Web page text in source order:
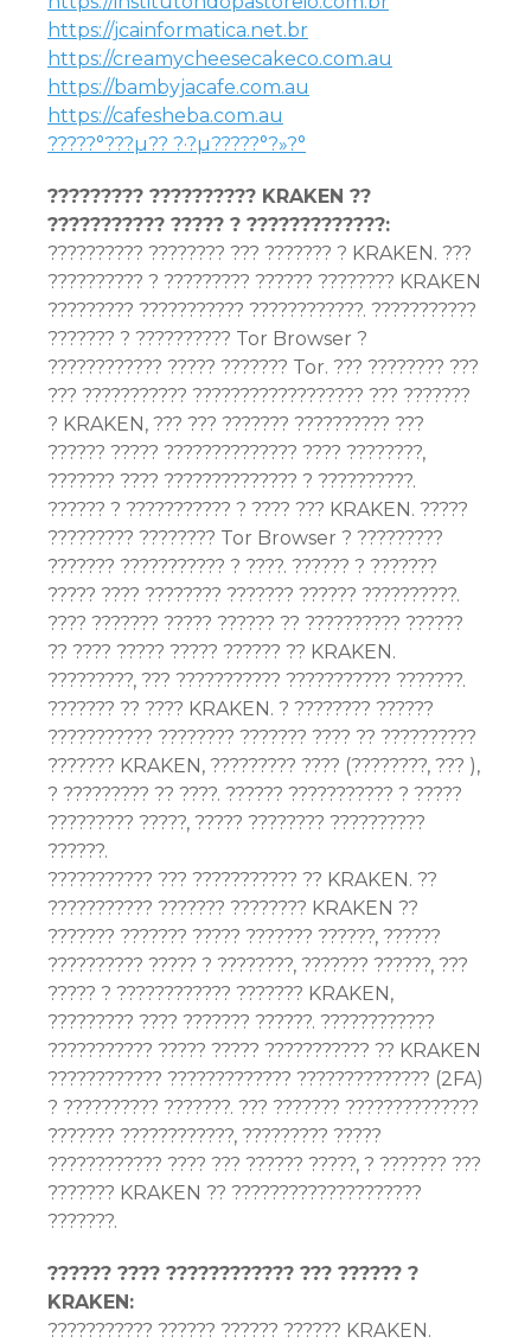
https://jcainformatica.net.br
https://creamycheesecakeco.com.au
https://bambyjacafe.com.au
https://cafesheba.com.au
?????°???µ?? ?·?µ?????°?»?°
????????? ?????????? KRAKEN ??
??????????? ????? ? ?????????????:
?????????? ???????? ??? ??????? ? KRAKEN. ???
?????????? ? ????????? ?????? ???????? KRAKEN
????????? ??????????? ????????????. ???????????
??????? ? ?????????? Tor Browser ?
???????????? ????? ??????? Tor. ??? ???????? ???
??? ??????????? ?????????????????? ??? ???????
? KRAKEN, ??? ??? ??????? ?????????? ???
?????? ????? ?????????????? ???? ????????,
??????? ???? ?????????????? ? ??????????.
?????? ? ??????????? ? ???? ??? KRAKEN. ?????
????????? ???????? Tor Browser ? ?????????
??????? ??????????? ? ????. ?????? ? ???????
????? ???? ???????? ??????? ?????? ??????????.
???? ??????? ????? ?????? ?? ?????????? ??????
?? ???? ????? ????? ?????? ?? KRAKEN.
?????????, ??? ??????????? ??????????? ???????.
??????? ?? ???? KRAKEN. ? ???????? ??????
??????????? ???????? ??????? ???? ?? ??????????
??????? KRAKEN, ????????? ???? (????????, ??? ),
? ????????? ?? ????. ?????? ??????????? ? ?????
????????? ?????, ????? ???????? ??????????
??????.
??????????? ??? ??????????? ?? KRAKEN. ??
??????????? ??????? ???????? KRAKEN ??
??????? ??????? ????? ??????? ??????, ??????
?????????? ????? ? ????????, ??????? ??????, ???
????? ? ???????????? ??????? KRAKEN,
????????? ???? ??????? ??????. ????????????
??????????? ????? ????? ??????????? ?? KRAKEN
???????????? ????????????? ?????????????? (2FA)
? ?????????? ???????. ??? ??????? ??????????????
??????? ????????????, ????????? ?????
???????????? ???? ??? ?????? ?????, ? ??????? ???
??????? KRAKEN ?? ????????????????????
???????.
?????? ???? ???????????? ??? ?????? ?
KRAKEN:
??????????? ?????? ?????? ?????? KRAKEN.